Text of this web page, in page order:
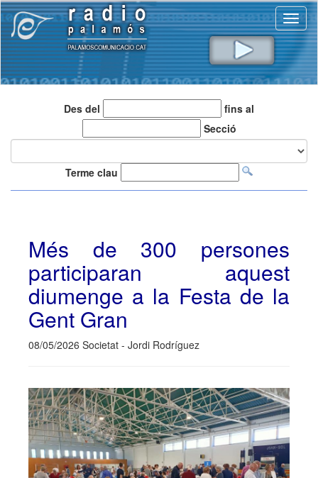
Des del
fins al
Secció
Terme clau
Més de 300 persones
participaran aquest
diumenge a la Festa de la
Gent Gran
08/05/2026 Societat - Jordi Rodríguez